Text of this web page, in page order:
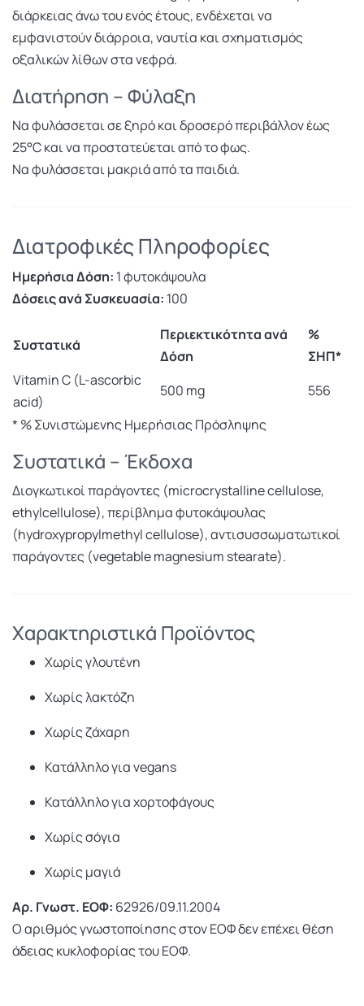
διάρκειας άνω του ενός έτους, ενδέχεται να
εμφανιστούν διάρροια, ναυτία και σχηματισμός
οξαλικών λίθων στα νεφρά.
Διατήρηση – Φύλαξη
Να φυλάσσεται σε ξηρό και δροσερό περιβάλλον έως
25°C και να προστατεύεται από το φως.
Να φυλάσσεται μακριά από τα παιδιά.
Διατροφικές Πληροφορίες
Ημερήσια Δόση: 1 φυτοκάψουλα
Δόσεις ανά Συσκευασία: 100
Συστατικά
Περιεκτικότητα ανά
Δόση
%
ΣΗΠ*
Vitamin C (L-ascorbic
acid)
500 mg
556
* % Συνιστώμενης Ημερήσιας Πρόσληψης
Συστατικά – Έκδοχα
Διογκωτικοί παράγοντες (microcrystalline cellulose,
ethylcellulose), περίβλημα φυτοκάψουλας
(hydroxypropylmethyl cellulose), αντισυσσωματωτικοί
παράγοντες (vegetable magnesium stearate).
Χαρακτηριστικά Προϊόντος
Χωρίς γλουτένη
Χωρίς λακτόζη
Χωρίς ζάχαρη
Κατάλληλο για vegans
Κατάλληλο για χορτοφάγους
Χωρίς σόγια
Χωρίς μαγιά
Αρ. Γνωστ. ΕΟΦ: 62926/09.11.2004
Ο αριθμός γνωστοποίησης στον ΕΟΦ δεν επέχει θέση
άδειας κυκλοφορίας του ΕΟΦ.